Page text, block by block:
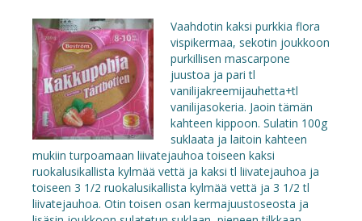
Vaahdotin kaksi purkkia flora
vispikermaa, sekotin joukkoon
purkillisen mascarpone
juustoa ja pari tl
vanilijakreemijauhetta+tl
vanilijasokeria. Jaoin tämän
kahteen kippoon. Sulatin 100g
suklaata ja laitoin kahteen
mukiin turpoamaan liivatejauhoa toiseen kaksi
ruokalusikallista kylmää vettä ja kaksi tl liivatejauhoa ja
toiseen 3 1/2 ruokalusikallista kylmää vettä ja 3 1/2 tl
liivatejauhoa. Otin toisen osan kermajuustoseosta ja